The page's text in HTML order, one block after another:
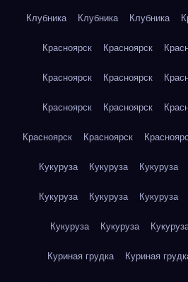
Клубника Клубника Клубника
Красноярск Красноярск
Красноярск Красноярск
Красноярск Красноярск
Красноярск Красноярск
Кукуруза Кукуруза Кукуруза
Кукуруза Кукуруза Кукуруза
Кукуруза Кукуруза
Куриная грудка Куриная